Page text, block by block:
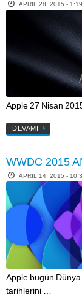
APRIL 28, 2015 -
Apple 27 Nisan
DEVAMI
WWDC 2015
APRIL 14, 2015 -
Apple bugün Dünya
tarihlerini …